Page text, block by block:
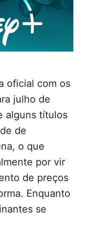
oficial com os
julho de
alguns títulos
de
o que
por vir
de preços
Enquanto
se